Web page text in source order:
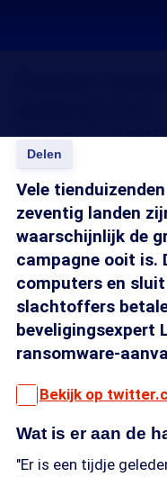
Delen
Vele
zeventig landen
waarschijnlijk de
campagne ooit is.
computers en
slachtoffers
beveligingsexpert
ransomware-
Bekijk op
Wat is er aan de
"Er is een tijdje